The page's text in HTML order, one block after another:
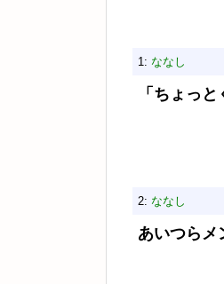
1: ななし
「ちょっ
2: ななし
あいつらメ